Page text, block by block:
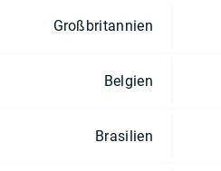
Großbritannien
Belgien
Brasilien